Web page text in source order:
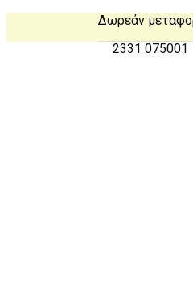
Δωρεάν
2331 075001